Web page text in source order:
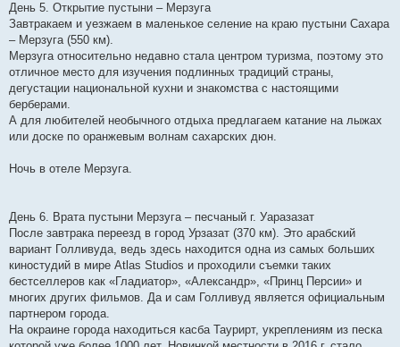
День 5. Открытие пустыни – Мерзуга
Завтракаем и уезжаем в маленькое селение на краю пустыни Сахара
– Мерзуга (550 км).
Мерзуга относительно недавно стала центром туризма, поэтому это
отличное место для изучения подлинных традиций страны,
дегустации национальной кухни и знакомства с настоящими
берберами.
А для любителей необычного отдыха предлагаем катание на лыжах
или доске по оранжевым волнам сахарских дюн.
Ночь в отеле Мерзуга.
День 6. Врата пустыни Мерзуга – песчаный г. Уаразазат
После завтрака переезд в город Урзазат (370 км). Это арабский
вариант Голливуда, ведь здесь находится одна из самых больших
киностудий в мире Atlas Studios и проходили съемки таких
бестселлеров как «Гладиатор», «Александр», «Принц Персии» и
многих других фильмов. Да и сам Голливуд является официальным
партнером города.
На окраине города находиться касба Таурирт, укреплениям из песка